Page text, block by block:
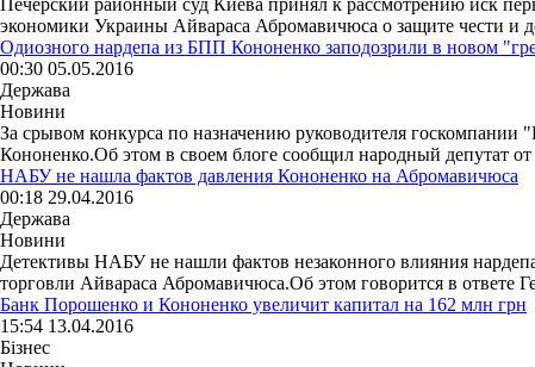
экономики Украины Айвараса Абромавичюса о защите чести и
Одиозного нардепа из БПП Кононенко заподозрили в новом
00:30 05.05.2016
Держава
Новини
За срывом конкурса по назначению руководителя
Кононенко.Об этом в своем блоге сообщил народный депутат
НАБУ не нашла фактов давления Кононенко на Абромавичюса
00:18 29.04.2016
Держава
Новини
Детективы НАБУ не нашли фактов незаконного влияния
торговли Айвараса Абромавичюса.Об этом говорится в ответе
Банк Порошенко и Кононенко увеличит капитал на 162 млн грн
15:54 13.04.2016
Бізнес